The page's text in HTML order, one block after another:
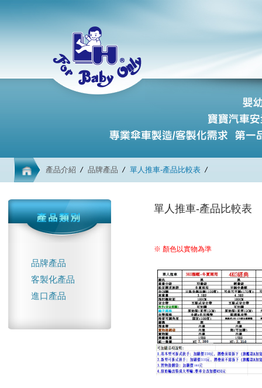
產品介紹 品牌產品 單人推車-產品比較表
品牌產品
客製化產品
進口產品
單人推車-產品比較表
※ 顏色以實物為準